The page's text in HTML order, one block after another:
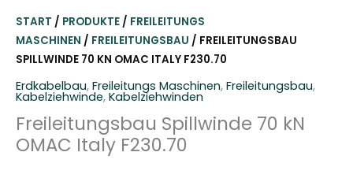
START / PRODUKTE / FREILEITUNGS
MASCHINEN / FREILEITUNGSBAU / FREILEITUNGSBAU
SPILLWINDE 70 KN OMAC ITALY F230.70
Erdkabelbau, Freileitungs Maschinen, Freileitungsbau,
Kabelziehwinde, Kabelziehwinden
Freileitungsbau Spillwinde 70 kN
OMAC Italy F230.70